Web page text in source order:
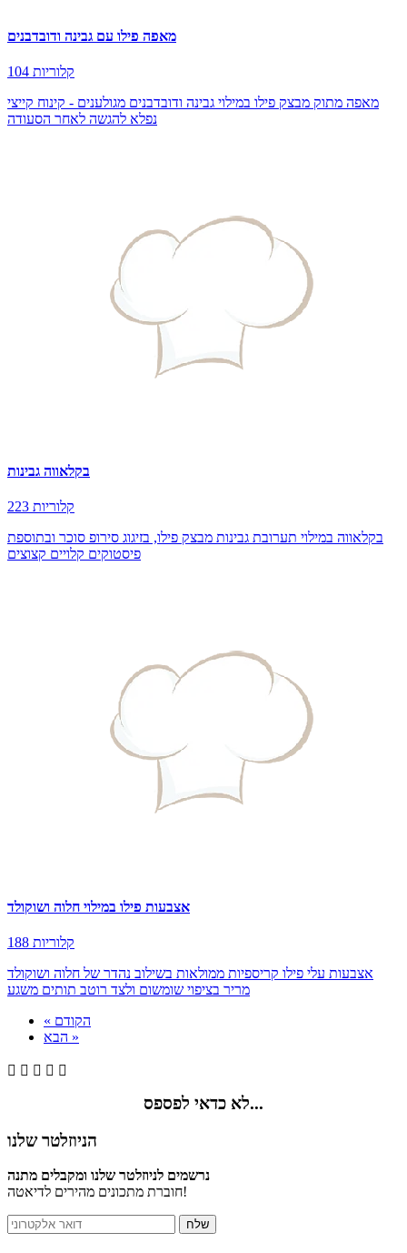
מאפה פילו עם גבינה ודובדבנים
104 קלוריות
מאפה מתוק מבצק פילו במילוי גבינה ודובדבנים מגולענים - קינוח קייצי
נפלא להגשה לאחר הסעודה
בקלאווה גבינות
223 קלוריות
בקלאווה במילוי תערובת גבינות מבצק פילו, בזיגוג סירופ סוכר ובתוספת
פיסטוקים קלויים קצוצים
אצבעות פילו במילוי חלוה ושוקולד
188 קלוריות
אצבעות עלי פילו קריספיות ממולאות בשילוב נהדר של חלוה ושוקולד
מריר בציפוי שומשום ולצד רוטב תותים משגע
« הקודם
הבא »
    
לא כדאי לפספס...
הניוזלטר שלנו
נרשמים לניוזלטר שלנו ומקבלים מתנה
חוברת מתכונים מהירים לדיאטה!